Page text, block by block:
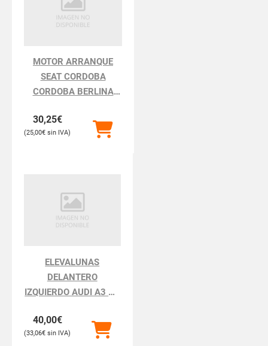
MOTOR ARRANQUE
SEAT CORDOBA
CORDOBA BERLINA
30,25€
25,00€
ELEVALUNAS
DELANTERO
IZQUIERDO AUDI A3 A3
40,00€
33,06€